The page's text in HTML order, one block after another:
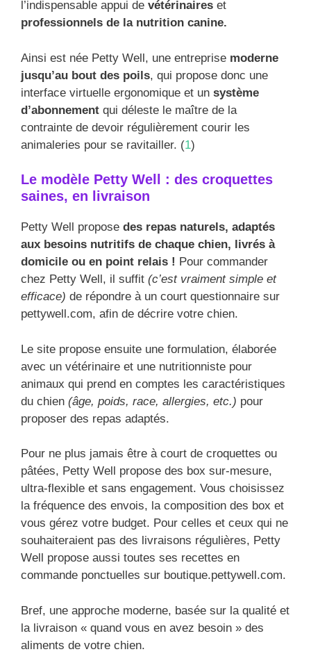
l’indispensable appui de vétérinaires et
professionnels de la nutrition canine.
Ainsi est née Petty Well, une entreprise moderne
jusqu’au bout des poils, qui propose donc une
interface virtuelle ergonomique et un système
d’abonnement qui déleste le maître de la
contrainte de devoir régulièrement courir les
animaleries pour se ravitailler. (1)
Le modèle Petty Well : des croquettes
saines, en livraison
Petty Well propose des repas naturels, adaptés
aux besoins nutritifs de chaque chien, livrés à
domicile ou en point relais ! Pour commander
chez Petty Well, il suffit (c’est vraiment simple et
efficace) de répondre à un court questionnaire sur
pettywell.com, afin de décrire votre chien.
Le site propose ensuite une formulation, élaborée
avec un vétérinaire et une nutritionniste pour
animaux qui prend en comptes les caractéristiques
du chien (âge, poids, race, allergies, etc.) pour
proposer des repas adaptés.
Pour ne plus jamais être à court de croquettes ou
pâtées, Petty Well propose des box sur-mesure,
ultra-flexible et sans engagement. Vous choisissez
la fréquence des envois, la composition des box et
vous gérez votre budget. Pour celles et ceux qui ne
souhaiteraient pas des livraisons régulières, Petty
Well propose aussi toutes ses recettes en
commande ponctuelles sur boutique.pettywell.com.
Bref, une approche moderne, basée sur la qualité et
la livraison « quand vous en avez besoin » des
aliments de votre chien.